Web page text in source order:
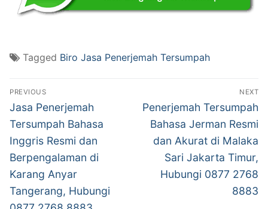
Tagged Biro Jasa Penerjemah Tersumpah
Post
navigation
PREVIOUS
Previous
post:
Jasa Penerjemah
Tersumpah Bahasa
Inggris Resmi dan
Berpengalaman di
Karang Anyar
Tangerang, Hubungi
NEXT
Next
post:
Penerjemah Tersumpah
Bahasa Jerman Resmi
dan Akurat di Malaka
Sari Jakarta Timur,
Hubungi 0877 2768
8883